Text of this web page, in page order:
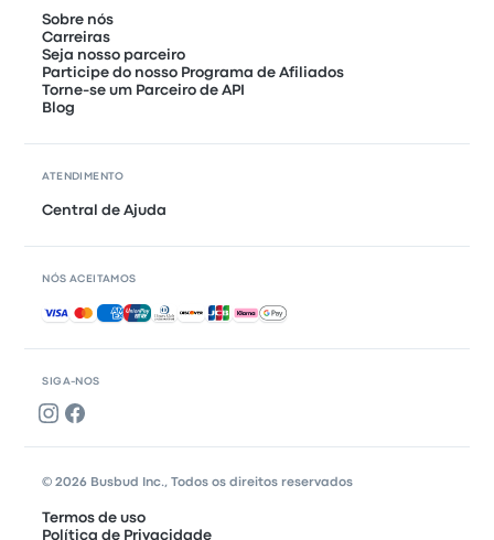
SIGA-NOS
Sobre nós
Carreiras
Seja nosso parceiro
Participe do nosso Programa de Afiliados
Torne-se um Parceiro de API
Blog
ATENDIMENTO
Central de Ajuda
NÓS ACEITAMOS
Pagamentos aceitos
© 2026 Busbud Inc., Todos os direitos reservados
Termos de uso
Política de Privacidade